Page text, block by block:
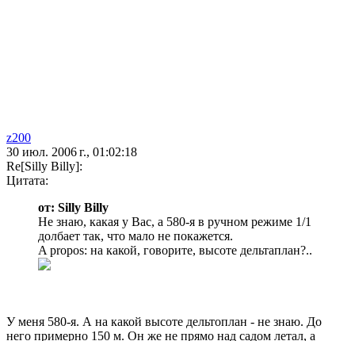
z200
30 июл. 2006 г., 01:02:18
Re[Silly Billy]:
Цитата:
от: Silly Billy
Не знаю, какая у Вас, а 580-я в ручном режиме 1/1
долбает так, что мало не покажется.
A propos: на какой, говорите, высоте дельтаплан?..
У меня 580-я. А на какой высоте дельтоплан - не знаю. До
него примерно 150 м. Он же не прямо над садом летал, а